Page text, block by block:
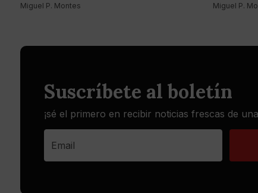
Miguel P. Montes Miguel P.
Suscríbete al boletín
¡sé el primero en recibir noticias frescas de